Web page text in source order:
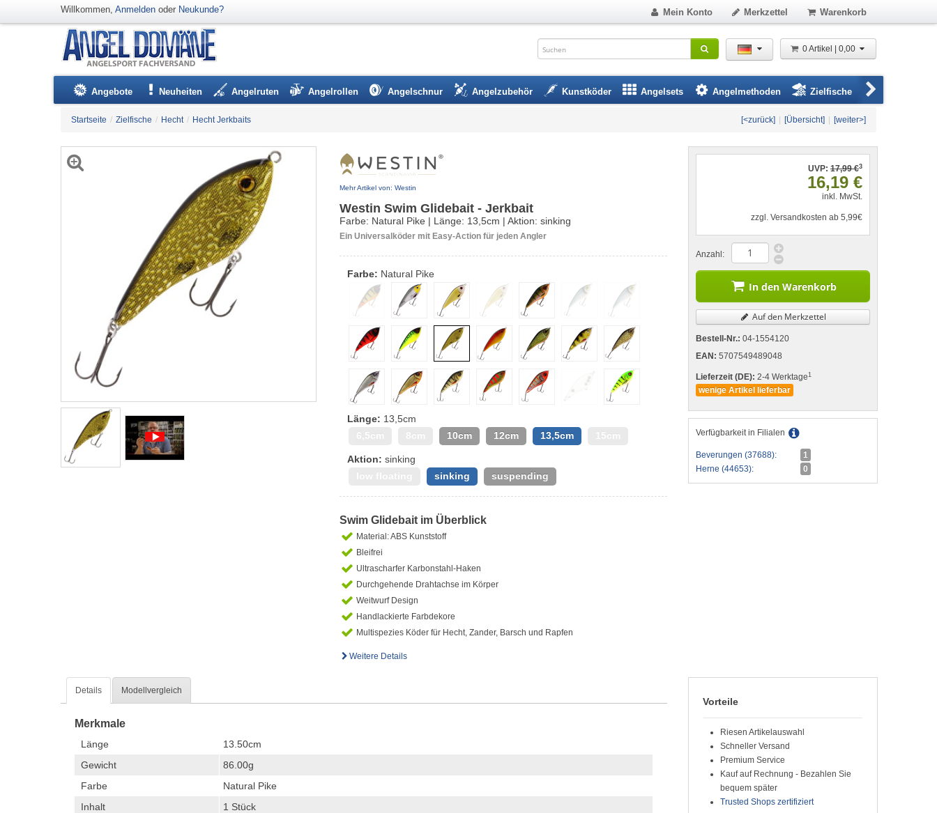
Willkommen, Anmelden oder Neukunde? Mein Konto Merkzettel Warenkorb
0 Artikel | 0,00
Angebote Neuheiten Angelruten Angelrollen Angelschnur Angelzubehör Kunstköder Angelsets Angelmethoden Zielfische
Startseite / Zielfische / Hecht / Hecht Jerkbaits [<zurück] [Übersicht] [weiter>]
Mehr Artikel von: Westin
Westin Swim Glidebait - Jerkbait
Farbe: Natural Pike | Länge: 13,5cm | Aktion: sinking
Ein Universalköder mit Easy-Action für jeden Angler
Farbe: Natural Pike
Länge: 13,5cm
6,5cm 8cm 10cm 12cm 13,5cm 15cm
Aktion: sinking
low floating sinking suspending
Swim Glidebait im Überblick
Material: ABS Kunststoff
Bleifrei
Ultrascharfer Karbonstahl-Haken
Durchgehende Drahtachse im Körper
Weitwurf Design
Handlackierte Farbdekore
Multispezies Köder für Hecht, Zander, Barsch und Rapfen
Weitere Details
UVP: 17,99 €3
16,19 €
inkl. MwSt.
zzgl. Versandkosten ab 5,99€
Anzahl:
In den Warenkorb
Auf den Merkzettel
Bestell-Nr.: 04-1554120
EAN: 5707549489048
Lieferzeit (DE): 2-4 Werktage 1
wenige Artikel lieferbar
Verfügbarkeit in Filialen
Beverungen (37688):
1
Herne (44653):
0
Details Modellvergleich
Merkmale
Länge
13.50cm
Gewicht
86.00g
Farbe
Natural Pike
Inhalt
1 Stück
Vorteile
Riesen Artikelauswahl
Schneller Versand
Premium Service
Kauf auf Rechnung - Bezahlen Sie
bequem später
Trusted Shops zertifiziert